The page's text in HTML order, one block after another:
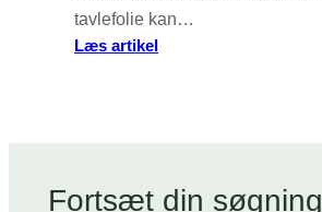
tavlefolie kan…
Læs artikel:
og
Fortsæt din søgning